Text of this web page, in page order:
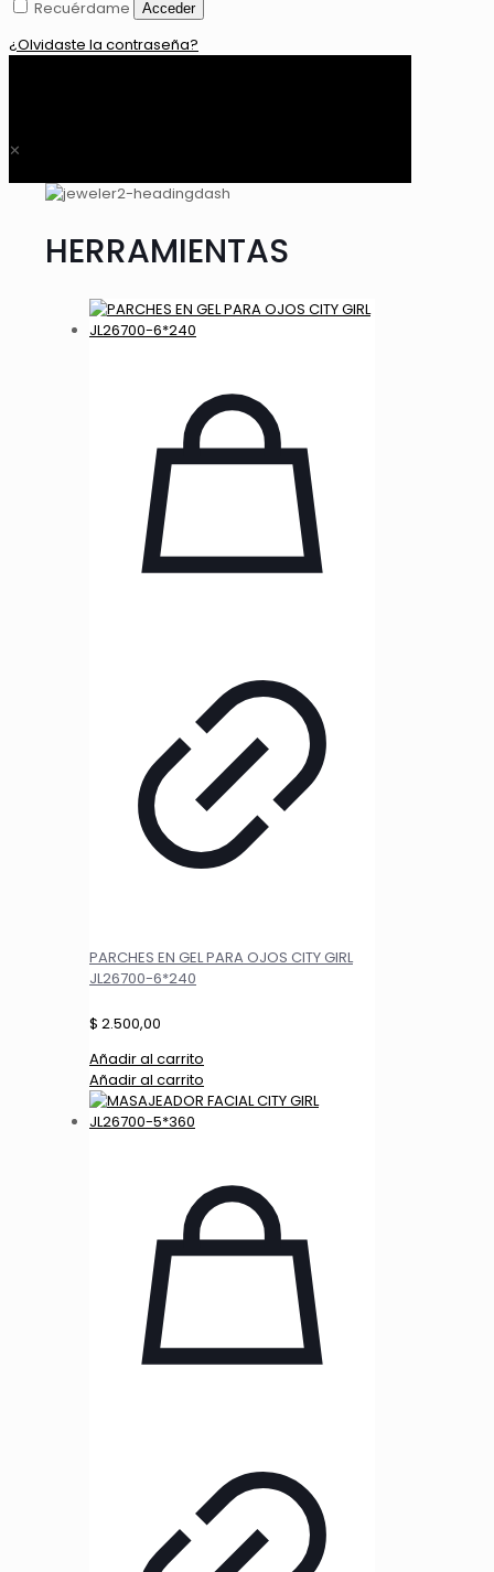
Recuérdame Acceder
¿Olvidaste la contraseña?
✕
HERRAMIENTAS
PARCHES EN GEL PARA OJOS CITY GIRL
JL26700-6*240
$ 2.500,00
Añadir al carrito
Añadir al carrito